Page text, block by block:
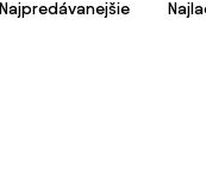
Najpredávanejšie